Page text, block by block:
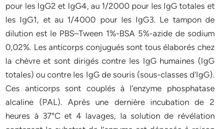
pour les IgG2 et IgG4, au 1/2000 pour les IgG totales et
les IgG1, et au 1/4000 pour les IgG3. Le tampon de
dilution est le PBS–Tween 1%-BSA 5%-azide de sodium
0,02%. Les anticorps conjugués sont tous élaborés chez
la chèvre et sont dirigés contre les IgG humaines (IgG
totales) ou contre les IgG de souris (sous-classes d’IgG).
Ces anticorps sont couplés à l’enzyme phosphatase
alcaline (PAL). Après une dernière incubation de 2
heures à 37°C et 4 lavages, la solution de révélation